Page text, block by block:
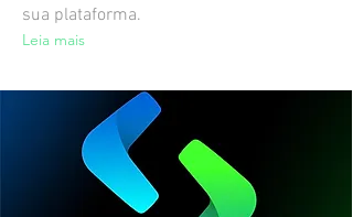
sua plataforma.
Leia mais